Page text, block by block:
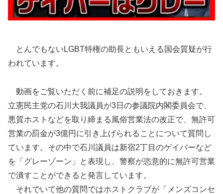
とんでもないLGBT特権の助長ともいえる国会質疑が行
われています。
動画をご覧いただく前に補足の説明をしておきます。
立憲民主党の石川大我議員が3日の参議院内閣委員会で、
悪質ホストなどを取り締まる風俗営業法の改正で、無許可
営業の罰金が3億円に引き上げられることについて質問し
ています。その中で石川議員は新宿2丁目のゲイバーなど
を「グレーゾーン」と表現し、警察が恣意的に無許可営業
で潰すことができると発言しています。
それでいて他の質問ではホストクラブが「メンズコンセ